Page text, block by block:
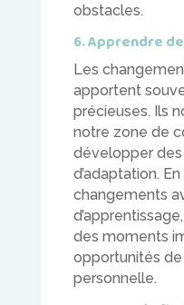
obstacles.
6. Apprendre
Les
apportent
précieuses. Ils
notre zone de
développer
d’adaptation.
changements
des moments
opportunités
personnelle.